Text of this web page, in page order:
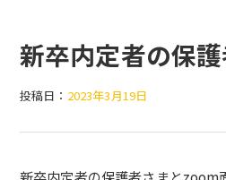
新卒内定者の保
投稿日： 2023年3月19日